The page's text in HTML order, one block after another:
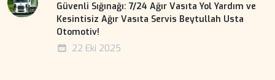
Güvenli Sığınağı: 7/24 Ağır Vasıta Yol Yardım ve
Kesintisiz Ağır Vasıta Servis Beytullah Usta
Otomotiv!
22 Eki 2025